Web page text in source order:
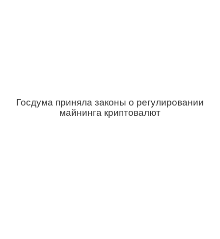
Госдума приняла законы о регулировании
майнинга криптовалют